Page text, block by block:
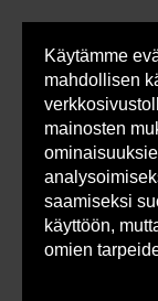
Käytämme
mahdollisen
mainosten
saamiseksi
käyttöön,
omien
Olet
tässä:
Armatec >
Huoltoketju
kokonaisuudesta